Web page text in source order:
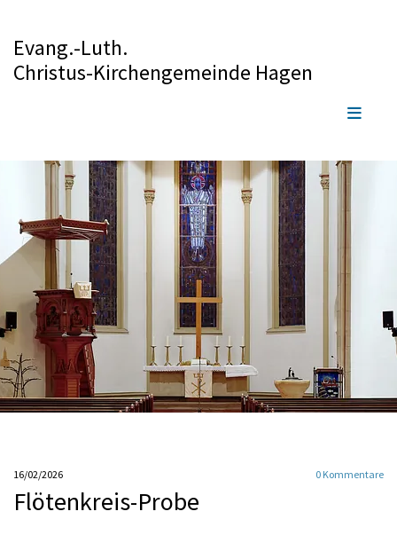
Evang.-Luth.
Christus-Kirchengemeinde Hagen
16/02/2026 0 Kommentare
Flötenkreis-Probe